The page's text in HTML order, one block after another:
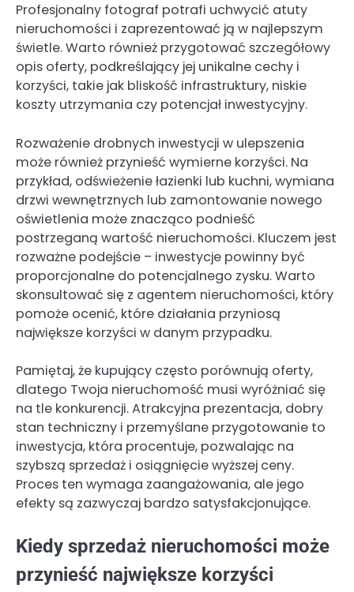
Profesjonalny fotograf potrafi uchwycić atuty
nieruchomości i zaprezentować ją w najlepszym
świetle. Warto również przygotować szczegółowy
opis oferty, podkreślający jej unikalne cechy i
korzyści, takie jak bliskość infrastruktury, niskie
koszty utrzymania czy potencjał inwestycyjny.
Rozważenie drobnych inwestycji w ulepszenia
może również przynieść wymierne korzyści. Na
przykład, odświeżenie łazienki lub kuchni, wymiana
drzwi wewnętrznych lub zamontowanie nowego
oświetlenia może znacząco podnieść
postrzeganą wartość nieruchomości. Kluczem jest
rozważne podejście – inwestycje powinny być
proporcjonalne do potencjalnego zysku. Warto
skonsultować się z agentem nieruchomości, który
pomoże ocenić, które działania przyniosą
największe korzyści w danym przypadku.
Pamiętaj, że kupujący często porównują oferty,
dlatego Twoja nieruchomość musi wyróżniać się
na tle konkurencji. Atrakcyjna prezentacja, dobry
stan techniczny i przemyślane przygotowanie to
inwestycja, która procentuje, pozwalając na
szybszą sprzedaż i osiągnięcie wyższej ceny.
Proces ten wymaga zaangażowania, ale jego
efekty są zazwyczaj bardzo satysfakcjonujące.
Kiedy sprzedaż nieruchomości może
przynieść największe korzyści